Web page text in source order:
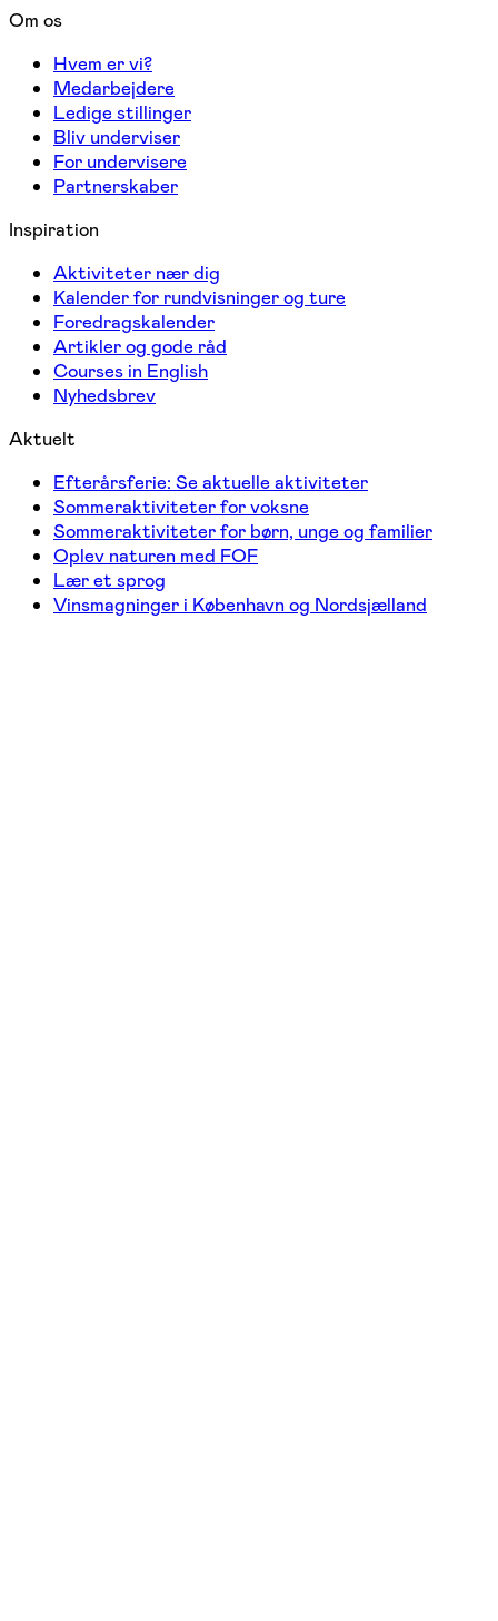
Om os
Hvem er vi?
Medarbejdere
Ledige stillinger
Bliv underviser
For undervisere
Partnerskaber
Inspiration
Aktiviteter nær dig
Kalender for rundvisninger og ture
Foredragskalender
Artikler og gode råd
Courses in English
Nyhedsbrev
Aktuelt
Efterårsferie: Se aktuelle aktiviteter
Sommeraktiviteter for voksne
Sommeraktiviteter for børn, unge og familier
Oplev naturen med FOF
Lær et sprog
Vinsmagninger i København og Nordsjælland